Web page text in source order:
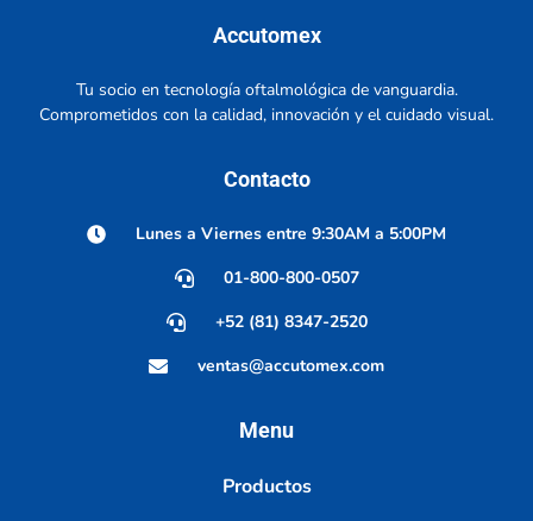
Accutomex
Tu socio en tecnología oftalmológica de vanguardia.
Comprometidos con la calidad, innovación y el cuidado visual.
Contacto
Lunes a Viernes entre 9:30AM a 5:00PM
01-800-800-0507
+52 (81) 8347-2520
ventas@accutomex.com
Menu
Productos